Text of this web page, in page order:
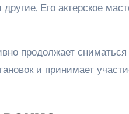
Его актерское
продолжает
и принимает